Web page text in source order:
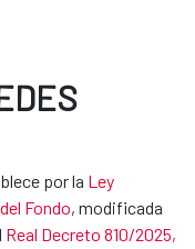
por la Ley
Fondo, modificada
Real Decreto 810/2025,